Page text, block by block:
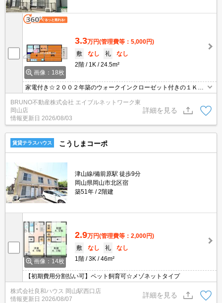
画像：18枚
3.3万円(管理費等：5,000円)
敷
なし 礼
なし
2階
1K 24.5m²
家電付き☆２００２年築のウォークインクローゼット付きの１Ｋ☆
BRUNO不動産株式会社 エイブルネットワーク東
岡山店
情報更新日 2026/08/03
詳細を見る
賃貸テラスハウス こうしまコーポ
津山線/備前原駅 徒歩9分
岡山県岡山市北区宿
築51年
2階建
画像：14枚
2.9万円(管理費等：2,000円)
敷
なし 礼
なし
1階
3K 46m²
【初期費用分割払い可】ペット飼育可☆メゾネットタイプ
株式会社良和ハウス 岡山駅西口店
情報更新日 2026/08/07
詳細を見る